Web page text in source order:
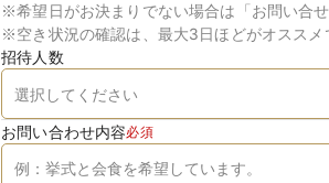
※希望日がお決まりでない場合は「お問い合
※空き状況の確認は、最大3日ほどがオススメ
招待人数
お問い合わせ内容必須